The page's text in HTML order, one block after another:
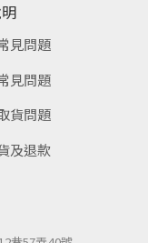
見問題
見問題
貨問題
及退款